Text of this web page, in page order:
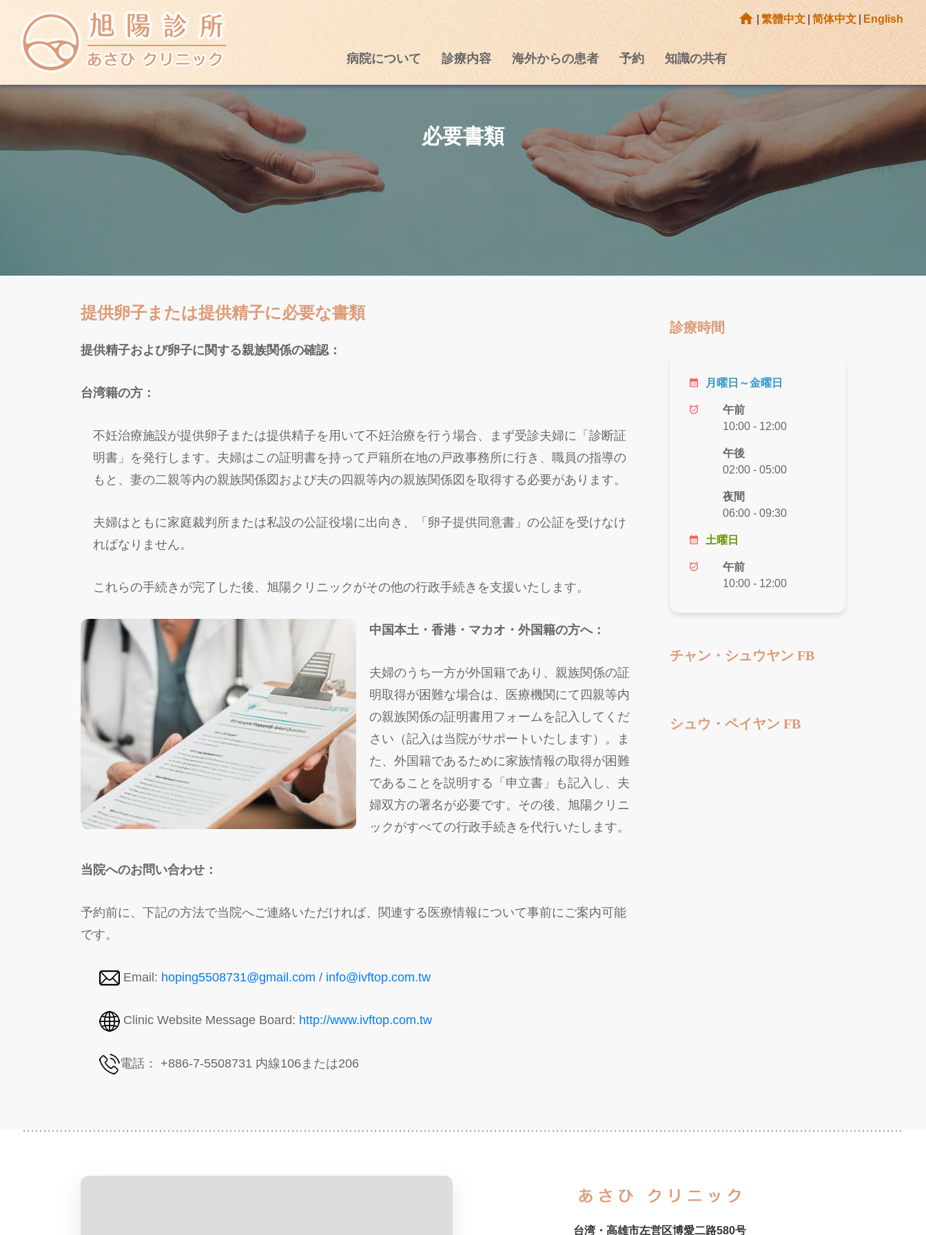
home | 繁體中文 | 简体中文 | English
病院について 診療内容 海外からの患者 予約 知識の共有
必要書類
提供卵子または提供精子に必要な書類
提供精子および卵子に関する親族関係の確認：
台湾籍の方：
不妊治療施設が提供卵子または提供精子を用いて不妊治療を行う場合、まず受診夫婦に「診断証
明書」を発行します。夫婦はこの証明書を持って戸籍所在地の戸政事務所に行き、職員の指導の
もと、妻の二親等内の親族関係図および夫の四親等内の親族関係図を取得する必要があります。
夫婦はともに家庭裁判所または私設の公証役場に出向き、「卵子提供同意書」の公証を受けなけ
ればなりません。
これらの手続きが完了した後、旭陽クリニックがその他の行政手続きを支援いたします。
中国本土・香港・マカオ・外国籍の方へ：
夫婦のうち一方が外国籍であり、親族関係の証
明取得が困難な場合は、医療機関にて四親等内
の親族関係の証明書用フォームを記入してくだ
さい（記入は当院がサポートいたします）。ま
た、外国籍であるために家族情報の取得が困難
であることを説明する「申立書」も記入し、夫
婦双方の署名が必要です。その後、旭陽クリニ
ックがすべての行政手続きを代行いたします。
当院へのお問い合わせ：
予約前に、下記の方法で当院へご連絡いただければ、関連する医療情報について事前にご案内可能
です。
Email: hoping5508731@gmail.com / info@ivftop.com.tw
Clinic Website Message Board: http://www.ivftop.com.tw
電話： +886-7-5508731 内線106または206
診療時間
calendar_month 月曜日～金曜日
alarm_on
午前
10:00 - 12:00
午後
02:00 - 05:00
夜間
06:00 - 09:30
calendar_month 土曜日
alarm_on
午前
10:00 - 12:00
チャン・シュウヤン FB
シュウ・ペイヤン FB
台湾・高雄市左営区博愛二路580号